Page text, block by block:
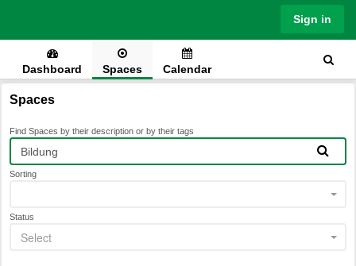
Sign in
Dashboard Spaces Calendar
Spaces
Find Spaces by their description or by their tags
Sorting
Status
Select